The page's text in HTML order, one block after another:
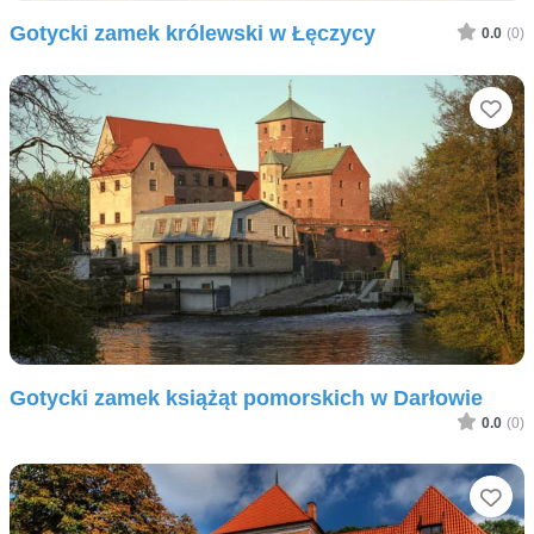
Gotycki zamek królewski w Łęczycy 0.0 (0)
Gotycki zamek książąt pomorskich w Darłowie
0.0 (0)